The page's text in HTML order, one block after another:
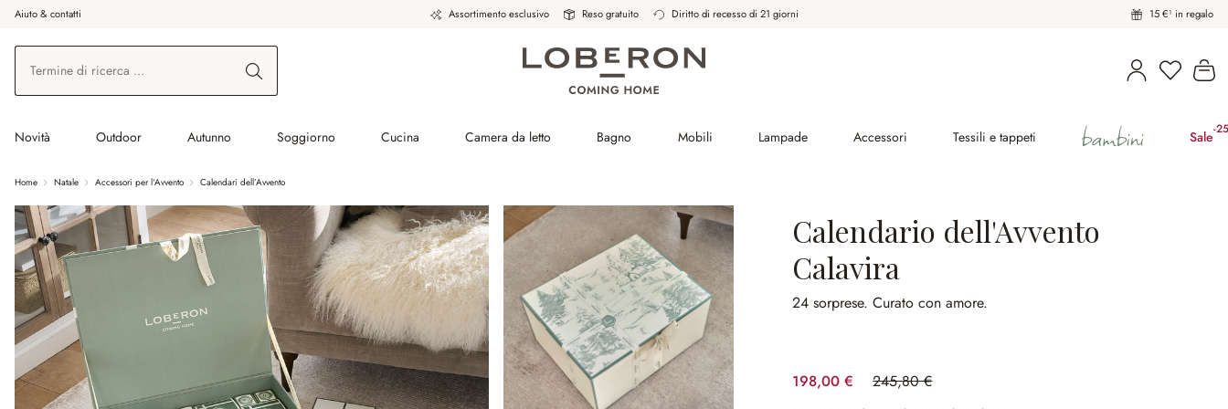
al contenuto principale
Vai alla ricerca
Vai alla navigazione principale
Aiuto & contatti Assortimento esclusivo Reso gratuito Diritto di recesso di 21 giorni 15 €¹ in regalo
Hai 0 Il
Novità Outdoor Autunno Soggiorno Cucina Camera da letto Bagno Mobili Lampade Accessori Tessili e tappeti bambini Sale-
Home Natale Accessori per l‘Avvento Calendari dell’Avvento
Calendario dell'Avvento
Calavira
24 sorprese.Curato con amore.
198,00 € 245,80 €
(risparmio 19.45%)